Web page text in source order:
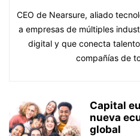
CEO de Nearsure, aliado
a empresas de múltiples
digital y que conecta
compañías de
Capital
nueva
global